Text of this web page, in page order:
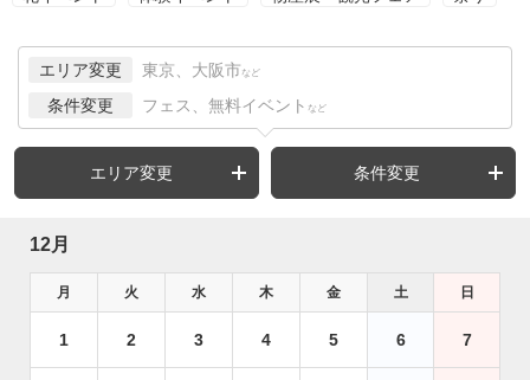
エリア変更 東京、大阪市 など
条件変更 フェス、無料イベント など
エリア変更 条件変更
12月
月 火 水 木 金 土 日
1 2 3 4 5 6 7